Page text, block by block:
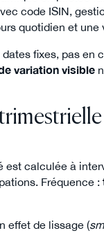
code ISIN,
quotidien et
fixes, pas en
variation visible
calculée à
Fréquence :
effet de lissage (